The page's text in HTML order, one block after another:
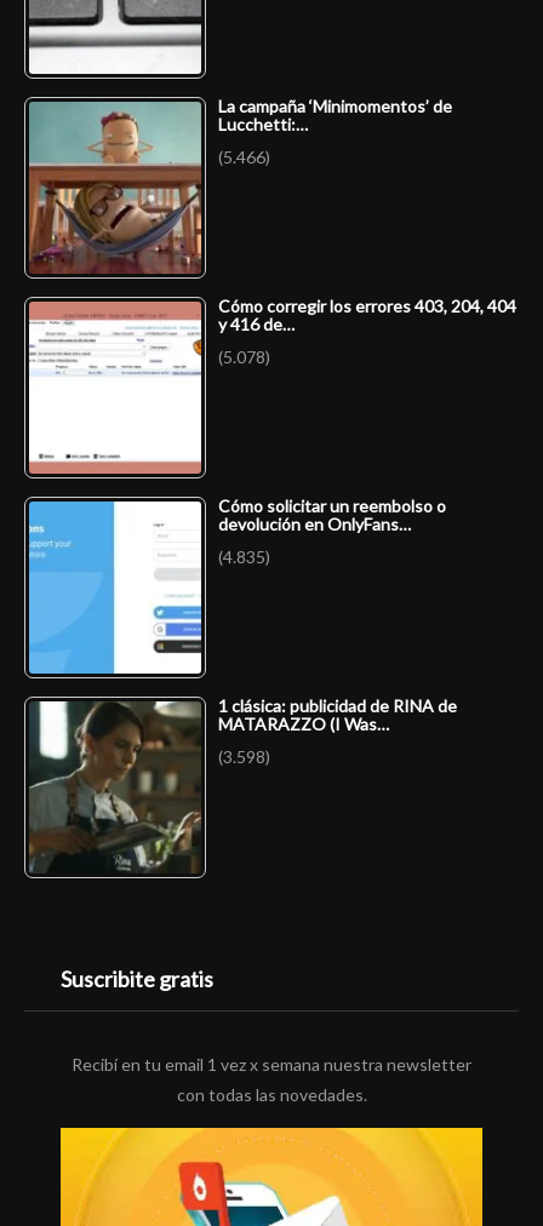
La campaña ‘Minimomentos’ de
Lucchetti:…
(5.466)
Cómo corregir los errores 403, 204, 404
y 416 de…
(5.078)
Cómo solicitar un reembolso o
devolución en OnlyFans…
(4.835)
1 clásica: publicidad de RINA de
MATARAZZO (I Was…
(3.598)
Suscribite gratis
Recibí en tu email 1 vez x semana nuestra newsletter
con todas las novedades.